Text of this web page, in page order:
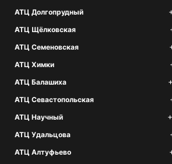
АТЦ Долгопрудный
АТЦ Щёлковская
АТЦ Семеновская
АТЦ Химки
АТЦ Балашиха
АТЦ Севастопольская
АТЦ Научный
АТЦ Удальцова
АТЦ Алтуфьево